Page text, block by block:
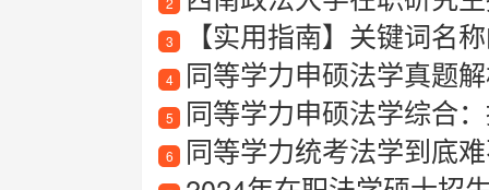
3 【实用指南】关键词名
4 同等学力申硕法学真题
5 同等学力申硕法学综合
6 同等学力统考法学到底